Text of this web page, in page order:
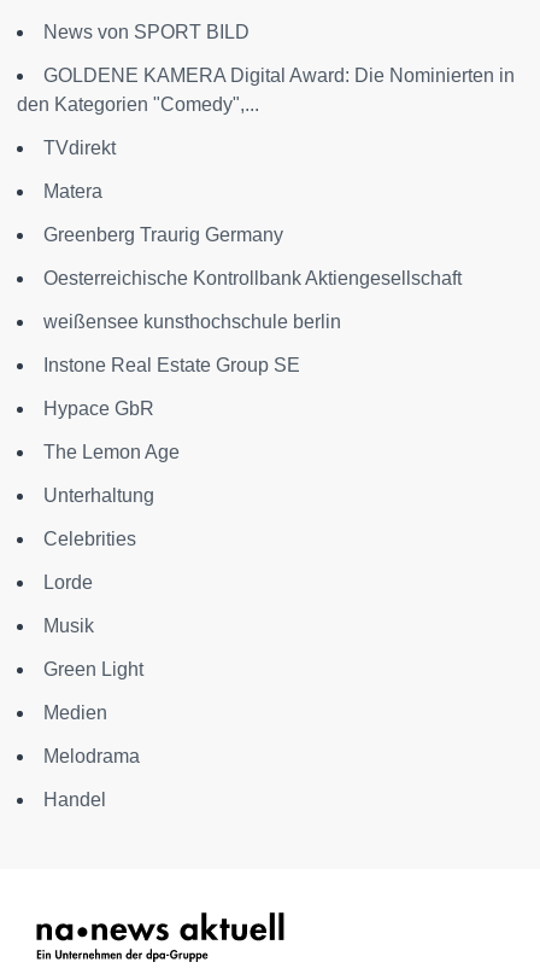
News von SPORT BILD
GOLDENE KAMERA Digital Award: Die Nominierten in
den Kategorien "Comedy",...
TVdirekt
Matera
Greenberg Traurig Germany
Oesterreichische Kontrollbank Aktiengesellschaft
weißensee kunsthochschule berlin
Instone Real Estate Group SE
Hypace GbR
The Lemon Age
Unterhaltung
Celebrities
Lorde
Musik
Green Light
Medien
Melodrama
Handel